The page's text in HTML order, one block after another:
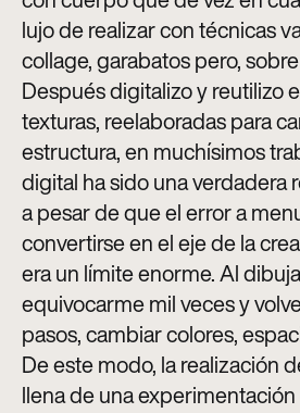
lujo de realizar con técnicas
collage, garabatos pero,
Después digitalizo y reutilizo
texturas, reelaboradas para
estructura, en muchísimos
digital ha sido una verdadera
a pesar de que el error a
convertirse en el eje de la
era un límite enorme. Al
equivocarme mil veces y
pasos, cambiar colores,
De este modo, la realización
llena de una